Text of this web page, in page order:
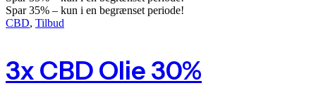
Spar35% – kun i en begrænset periode!
CBD, Tilbud
3x CBD Olie 30%